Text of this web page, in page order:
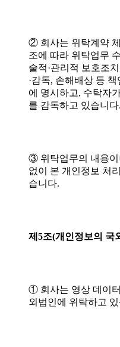
② 회사는 위탁계약
조에 따라 위탁업무
술적·관리적 보호조
·감독, 손해배상 등
에 명시하고, 수탁자
를 감독하고 있습니다.
③ 위탁업무의 내용이
없이 본 개인정보 처
습니다.
제5조(개인정보의 국
① 회사는 영상 데이
외법인에 위탁하고